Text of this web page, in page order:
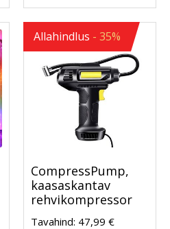
Allahindlus - 35%
CompressPump,
kaasaskantav
rehvikompressor
Tavahind: 47,99 €